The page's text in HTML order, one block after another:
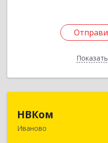
НВКом
Иваново
153000, Ивановская